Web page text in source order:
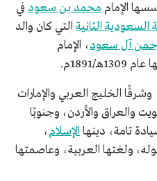
الإمام محمد بن سعود في
السعودية الثانية التي كان والد
آل سعود، الإمام
1891م.
الخليج العربي والإمارات
والعراق والأردن، وجنوبًا
تامة، دينها الإسلام،
ولغتها العربية، وعاصمتها